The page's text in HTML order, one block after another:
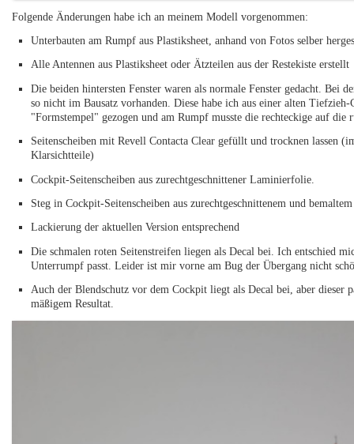
Folgende Änderungen habe ich an meinem Modell vorgenommen:
Unterbauten am Rumpf aus Plastiksheet, anhand von Fotos selber
Alle Antennen aus Plastiksheet oder Ätzteilen aus der Restekiste erstellt
Die beiden hintersten Fenster waren als normale Fenster gedacht. Bei
so nicht im Bausatz vorhanden. Diese habe ich aus einer alten Tiefzieh-
"Formstempel" gezogen und am Rumpf musste die rechteckige auf die
Seitenscheiben mit Revell Contacta Clear gefüllt und trocknen lassen
Klarsichtteile)
Cockpit-Seitenscheiben aus zurechtgeschnittener Laminierfolie.
Steg in Cockpit-Seitenscheiben aus zurechtgeschnittenem und
Lackierung der aktuellen Version entsprechend
Die schmalen roten Seitenstreifen liegen als Decal bei. Ich entschied
Unterrumpf passt. Leider ist mir vorne am Bug der Übergang nicht
Auch der Blendschutz vor dem Cockpit liegt als Decal bei, aber dieser
mäßigem Resultat.